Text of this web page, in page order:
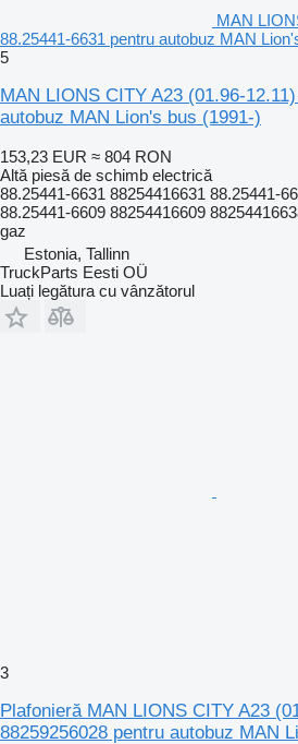
MAN
88.25441-6631 pentru autobuz MAN
5
MAN LIONS CITY A23 (01.96-
autobuz MAN Lion's bus (1991-)
153,23 EUR ≈ 804 RON
Altă piesă de schimb electrică
88.25441-6631 88254416631 88.25441-
88.25441-6609 88254416609
gaz
Estonia, Tallinn
TruckParts Eesti OÜ
Luați legătura cu vânzătorul
3
Plafonieră MAN LIONS CITY A23
88259256028 pentru autobuz MAN